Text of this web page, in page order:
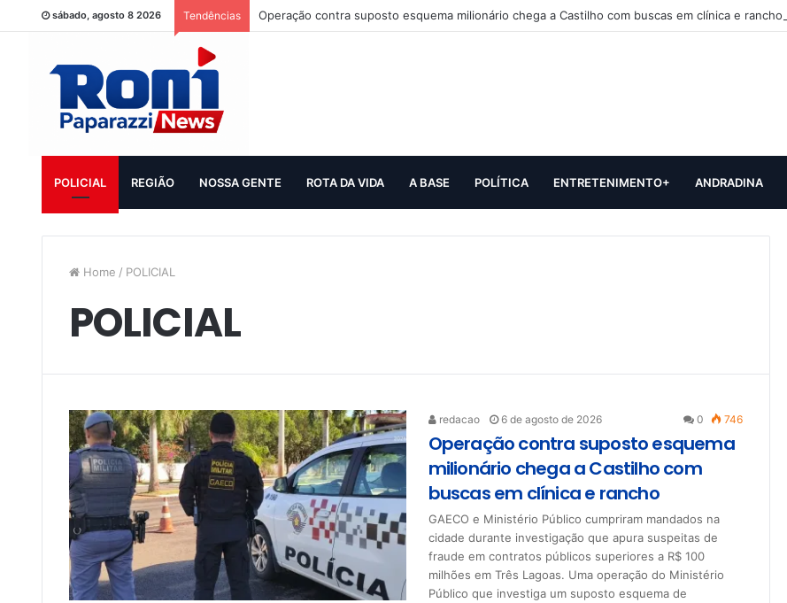
sábado, agosto 8 2026 Tendências Operação contra suposto esquema milionário chega a Castilho com buscas em clínica e rancho
POLICIAL REGIÃO NOSSA GENTE ROTA DA VIDA A BASE POLÍTICA ENTRETENIMENTO+ ANDRADINA
Home / POLICIAL
POLICIAL
redacao 6 de agosto de 2026 0 746
Operação contra suposto esquema
milionário chega a Castilho com
buscas em clínica e rancho
GAECO e Ministério Público cumpriram mandados na
cidade durante investigação que apura suspeitas de
fraude em contratos públicos superiores a R$ 100
milhões em Três Lagoas. Uma operação do Ministério
Público que investiga um suposto esquema de